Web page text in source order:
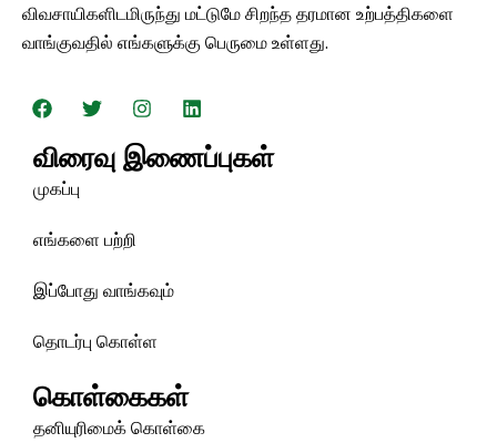
விவசாயிகளிடமிருந்து மட்டுமே சிறந்த தரமான உற்பத்திகளை
வாங்குவதில் எங்களுக்கு பெருமை உள்ளது.
பே
ஸ்
க்
ட்
வி
ட
ர்
இ
ன்
டா
கி
செ
ன்
ர்
விரைவு இணைப்புகள்
முகப்பு
எங்களை பற்றி
இப்போது வாங்கவும்
தொடர்பு கொள்ள
கொள்கைகள்
தனியுரிமைக் கொள்கை